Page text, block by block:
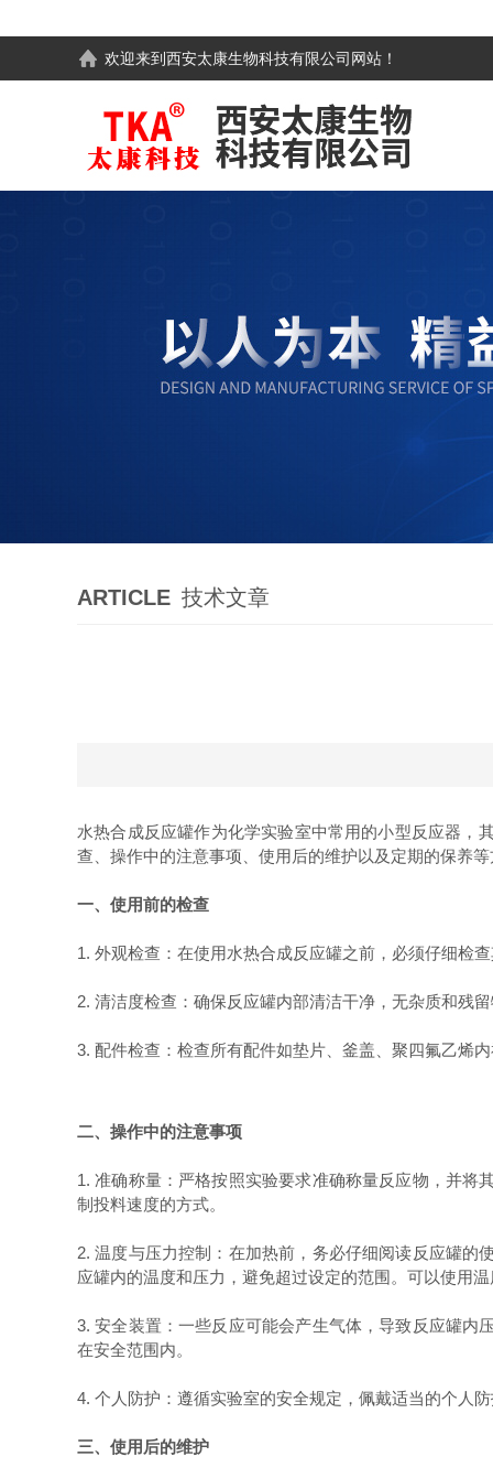
欢迎来到西安太康生物科技有限公司 网站！
ARTICLE 技术文章
水热合成反应罐作为化学实验室中常用的小型反应器，
查、操作中的注意事项、使用后的维护以及定期的保养
一、使用前的检查
1. 外观检查：在使用水热合成反应罐之前，必须仔细检
2. 清洁度检查：确保反应罐内部清洁干净，无杂质和残
3. 配件检查：检查所有配件如垫片、釜盖、聚四氟乙烯
二、操作中的注意事项
1. 准确称量：严格按照实验要求准确称量反应物，并将
制投料速度的方式。
2. 温度与压力控制：在加热前，务必仔细阅读反应罐的
应罐内的温度和压力，避免超过设定的范围。可以使用
3. 安全装置：一些反应可能会产生气体，导致反应罐内
在安全范围内。
4. 个人防护：遵循实验室的安全规定，佩戴适当的个人
三、使用后的维护